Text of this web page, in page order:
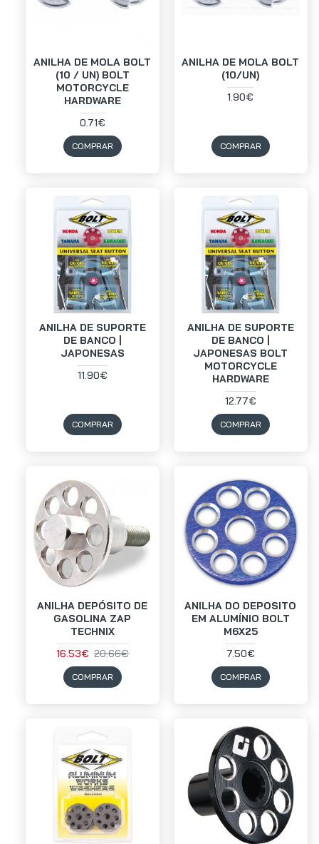
ANILHA DE MOLA BOLT
(10 / UN) BOLT
MOTORCYCLE
HARDWARE
0.71€
COMPRAR
ANILHA DE MOLA BOLT
(10/UN)
1.90€
COMPRAR
ANILHA DE SUPORTE
DE BANCO |
JAPONESAS
11.90€
COMPRAR
ANILHA DE SUPORTE
DE BANCO |
JAPONESAS BOLT
MOTORCYCLE
HARDWARE
12.77€
COMPRAR
ANILHA DEPÓSITO DE
GASOLINA ZAP
TECHNIX
16.53€ 20.66€
COMPRAR
ANILHA DO DEPOSITO
EM ALUMÍNIO BOLT
M6X25
7.50€
COMPRAR